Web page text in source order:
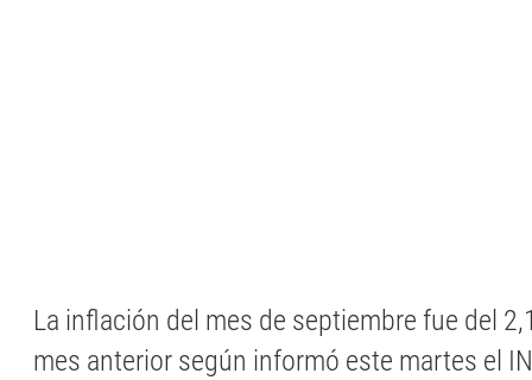
La inflación del mes de septiembre fue del
mes anterior según informó este martes el